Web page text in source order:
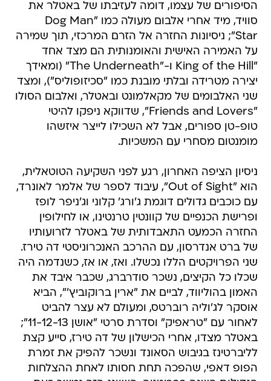
הסיפורים של עצמו, דומה לעזיבתו של באטלר את
סוויד, מיד אחרי אלבום מעולה כמו "Dog Man
Star"; ניסיונות החזרה אל הזרם המרכזי, תוך שמירה
על האמירה האישית והאומנותית הם מצד אחד
"King of the Hill ו-"The Underneath" (ומאידך
יצירה מטרידה ובלתי מובנת כמו "סכיזופוליס"), ומצד
שני האלבומים של מקאלמונט ובאטלר, ואלבום הסולו
"Friends and Lovers", שדווקא ניפקו להיטי
טופ-טן ספורים, אבל לא השכילו לייצר איזשהו
מומנטום מסחרי עם המשכיות.
ניסיון הציפה האחרון, רגע לפני השקיעה הטוטאלית,
הוא "Out of Sight", עיבוד לספר של אלמר לאונרד,
עם כוכבים גדולים דוגמת ג'ורג' קלוני וג'ניפר לופז
ופרישת הכנפיים של קוונטין טרנטינו, או לחילופין
החזרה הכמעט התאבדותית של באטלר לזרועותיו
של ברט אנדרסון, עם ההרכב האנכרוניסטי דה טירז.
שני הפרויקטים הללו נכשלו. ואז, או אז, כשנדמה היה
שכלו כל הקיצים, נשכר סודרברג, שכבר איבד את
האמון בהוליווד, לביים את "ארין ברוקוביץ'", הביא
אוסקר לג'וליה רוברטס, ומעולם לא עצר להביט
לאחור עם "טראפיק" וסדרת סרטי "אושן 11-12-13";
באטלר מצדו, אחרי הכישלון של דה טירז, סייע קצת
לליברטינז בגיבוש הסאונד ונשכר להפיק את זמרת
הפופ דאפי, שהפכה תחת חסותו לאחת ההצלחות